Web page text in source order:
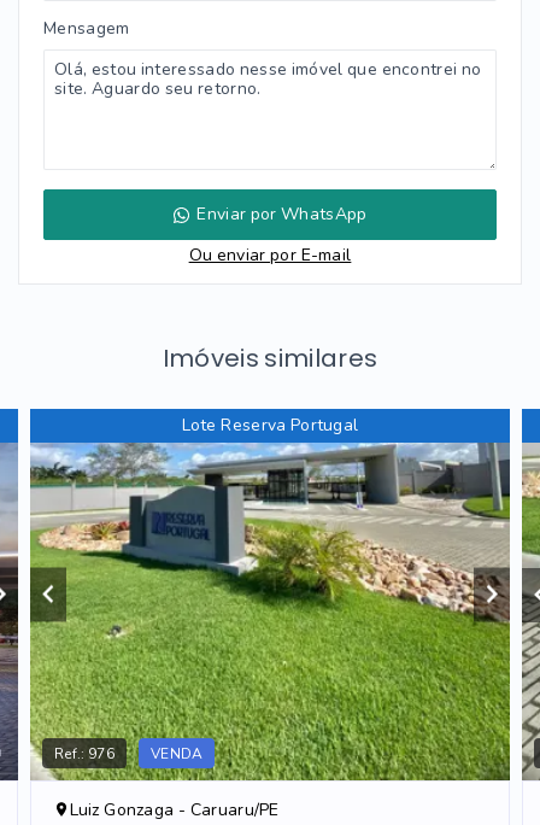
Mensagem
Enviar por WhatsApp
Ou enviar por E-mail
Imóveis similares
Lote Reserva Portugal
Ref.: 976 VENDA
Luiz Gonzaga - Caruaru/PE